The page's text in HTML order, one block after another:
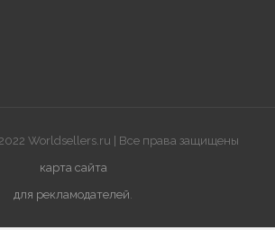
Worldsellers.ru | Все права защищены
карта сайта
для рекламодателей